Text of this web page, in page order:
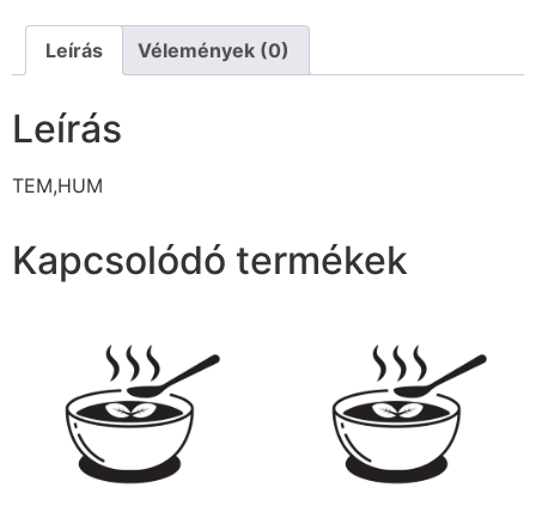
Leírás Vélemények (0)
Leírás
TEM,HUM
Kapcsolódó termékek